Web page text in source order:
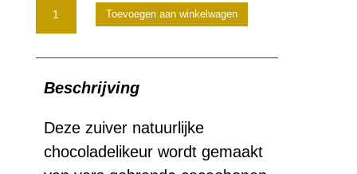
Zuidam
Chocolat
aantal
Toevoegen aan winkelwagen
Beschrijving
Deze zuiver natuurlijke
chocoladelikeur wordt gemaakt